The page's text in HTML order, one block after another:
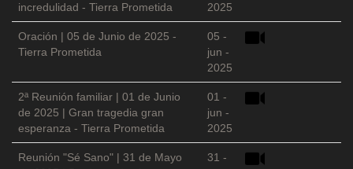
incredulidad - Tierra Prometida
2025
Oración | 05 de Junio de 2025 -
Tierra Prometida
05 -
jun -
2025
2ª Reunión familiar | 01 de Junio
de 2025 | Gran tragedia gran
esperanza - Tierra Prometida
01 -
jun -
2025
Reunión "Sé Sano" | 31 de Mayo
31 -